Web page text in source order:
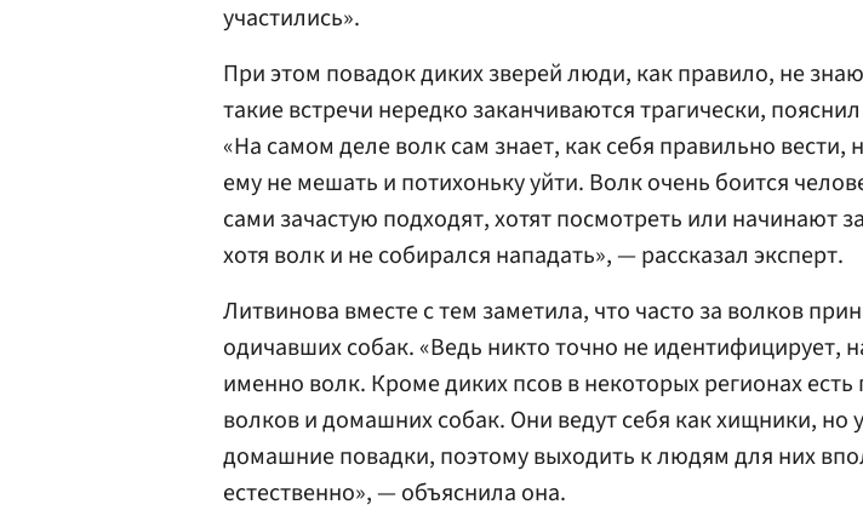
участились».
При этом повадок диких зверей люди, как правило, не
такие встречи нередко заканчиваются трагически,
«На самом деле волк сам знает, как себя правильно вести,
ему не мешать и потихоньку уйти. Волк очень боится
сами зачастую подходят, хотят посмотреть или начинают
хотя волк и не собирался нападать», — рассказал эксперт.
Литвинова вместе с тем заметила, что часто за волков
одичавших собак. «Ведь никто точно не идентифицирует,
именно волк. Кроме диких псов в некоторых регионах
волков и домашних собак. Они ведут себя как хищники, но
домашние повадки, поэтому выходить к людям для них
естественно», — объяснила она.